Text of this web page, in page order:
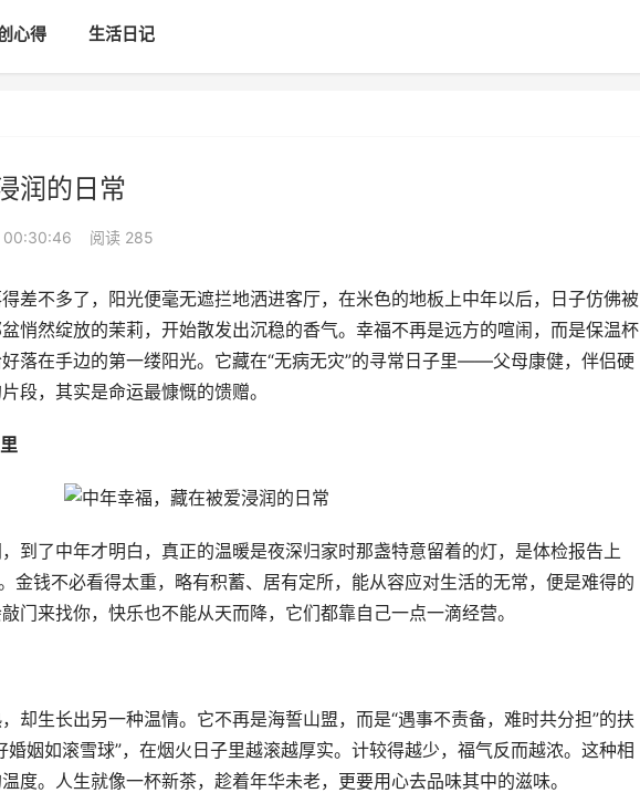
心得 生活日记
润的日常
00:30:46 阅读 285
差不多了，阳光便毫无遮拦地洒进客厅，在米色的地板上中年以后，日子仿佛被
悄然绽放的茉莉，开始散发出沉稳的香气。幸福不再是远方的喧闹，而是保温杯
落在手边的第一缕阳光。它藏在“无病无灾”的寻常日子里——父母康健，伴侣硬
段，其实是命运最慷慨的馈赠。
到了中年才明白，真正的温暖是夜深归家时那盏特意留着的灯，是体检报告上
金钱不必看得太重，略有积蓄、居有定所，能从容应对生活的无常，便是难得的
门来找你，快乐也不能从天而降，它们都靠自己一点一滴经营。
却生长出另一种温情。它不再是海誓山盟，而是“遇事不责备，难时共分担”的扶
婚姻如滚雪球”，在烟火日子里越滚越厚实。计较得越少，福气反而越浓。这种相
度。人生就像一杯新茶，趁着年华未老，更要用心去品味其中的滋味。